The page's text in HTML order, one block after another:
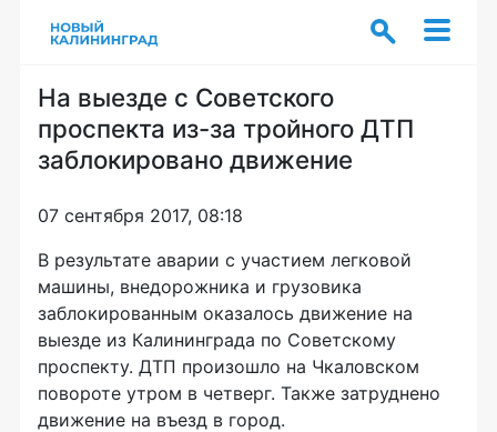
На выезде с Советского
проспекта из-за тройного ДТП
заблокировано движение
07 сентября 2017, 08:18
В результате аварии с участием легковой
машины, внедорожника и грузовика
заблокированным оказалось движение на
выезде из Калининграда по Советскому
проспекту. ДТП произошло на Чкаловском
повороте утром в четверг. Также затруднено
движение на въезд в город.